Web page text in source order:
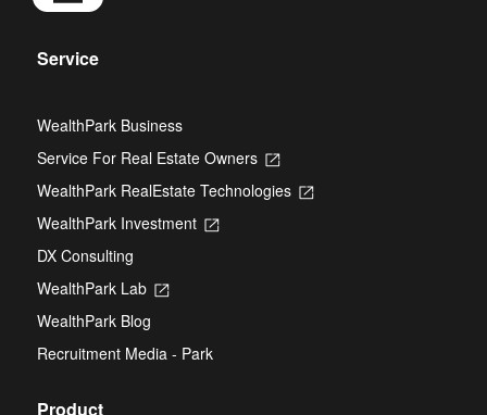
Service
WealthPark Business
Service For Real Estate Owners
Opens
a
WealthPark RealEstate Technologies
Opens
WealthPark Investment
Opens
DX Consulting
WealthPark Lab
Opens
new
tab
WealthPark Blog
Recruitment Media - Park
Product